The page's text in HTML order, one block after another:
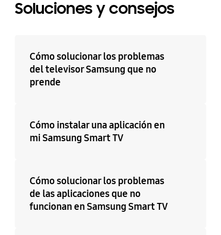
Soluciones y consejos
Cómo solucionar los problemas
del televisor Samsung que no
prende
Cómo instalar una aplicación en
mi Samsung Smart TV
Cómo solucionar los problemas
de las aplicaciones que no
funcionan en Samsung Smart TV